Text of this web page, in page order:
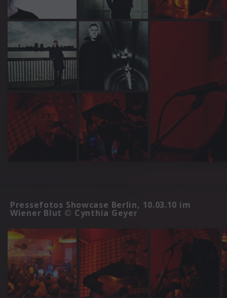
Pressefotos Showcase Berlin, 10.03.10 im
Wiener Blut © Cynthia Geyer